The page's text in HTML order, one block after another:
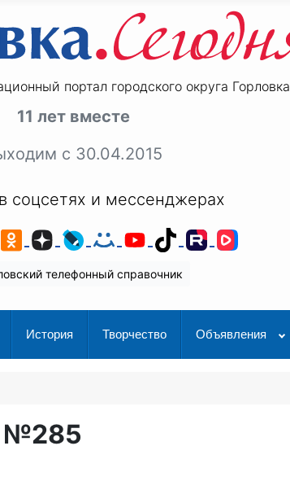
портал городского округа Горловка
11 лет вместе
с 30.04.2015
соцсетях и мессенджерах
ВКонтакте
Одноклассники
ДзенLiveJournal
Мой Мир
YouTube
TikTokRutube
телефонный справочник
История Творчество Объявления
№285